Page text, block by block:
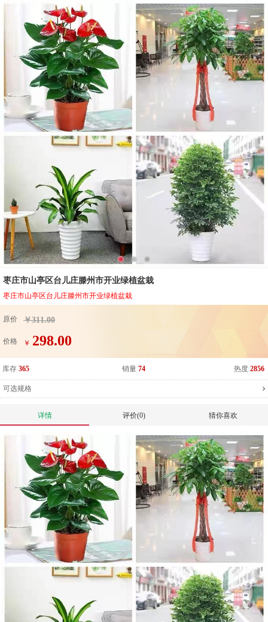
枣庄市山亭区台儿庄滕州市开业绿植盆栽
枣庄市山亭区台儿庄滕州市开业绿植盆栽
原价 ￥311.00
价格 ￥ 298.00
库存 365 销量 74 热度 2856
可选规格
详情 评价(0) 猜你喜欢